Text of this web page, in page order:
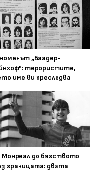
„Баадер-
терористите,
име ви преследва
до бягството
границата: двата